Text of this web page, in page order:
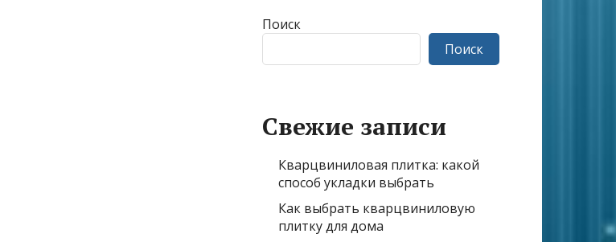
Поиск
Поиск
Свежие записи
Кварцвиниловая плитка: какой
способ укладки выбрать
Как выбрать кварцвиниловую
плитку для дома